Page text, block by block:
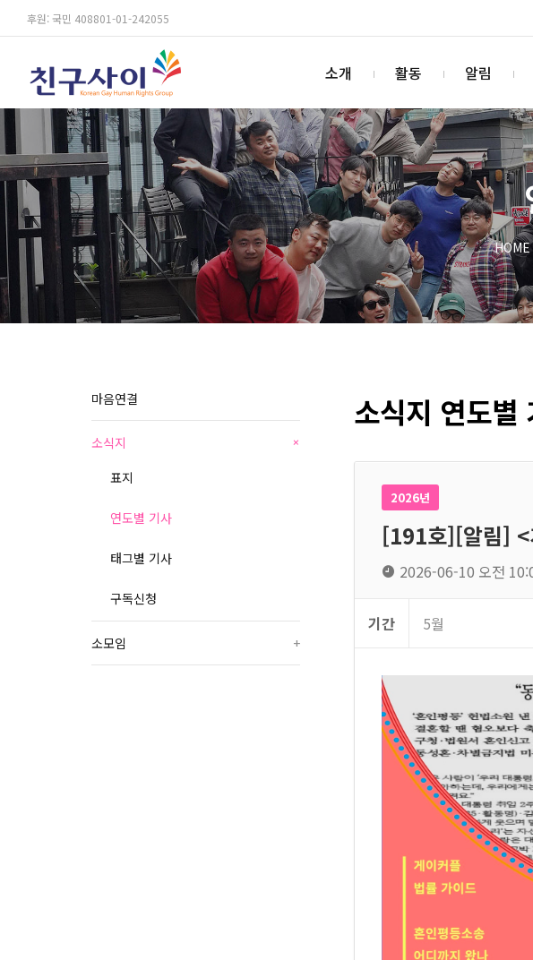
후원: 국민 408801-01-242055
소개 활동 알림
HOME
마음연결
소식지 +
표지
연도별 기사
태그별 기사
구독신청
소모임 +
소식지 연도별
2026년
[191호][알림] <
2026-06-10 오전
기간 5월